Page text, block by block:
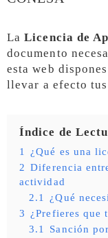
LaLicencia de
documento
esta web
llevar a efecto
Índice de
1
¿Qué es una
2 Diferencia
actividad
2.1
¿Qué
3 ¿Prefieres que
3.1
Sanción